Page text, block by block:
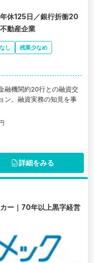
休125日／銀行折衝20
動産企業
し
残業少なめ
融機関約20行との融資交
ン。融資実務の知見を事
詳細をみる
ー｜70年以上黒字経営